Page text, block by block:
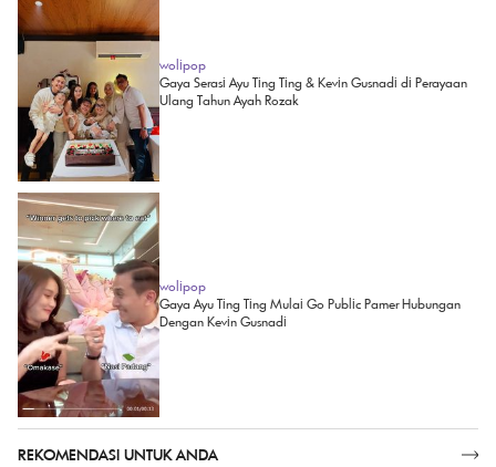
wolipop
Gaya Serasi Ayu Ting Ting & Kevin Gusnadi di Perayaan
Ulang Tahun Ayah Rozak
wolipop
Gaya Ayu Ting Ting Mulai Go Public Pamer Hubungan
Dengan Kevin Gusnadi
REKOMENDASI UNTUK ANDA